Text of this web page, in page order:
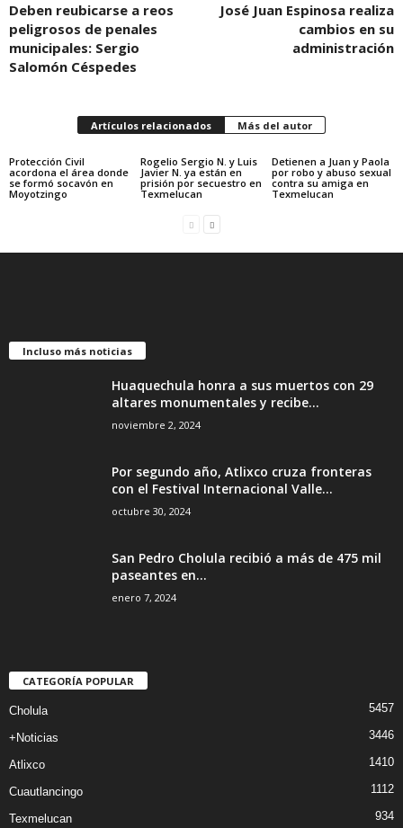
Deben reubicarse a reos
peligrosos de penales
municipales: Sergio
Salomón Céspedes
José Juan Espinosa realiza
cambios en su
administración
Artículos relacionados Más del autor
Protección Civil
acordona el área donde
se formó socavón en
Moyotzingo
Rogelio Sergio N. y Luis
Javier N. ya están en
prisión por secuestro en
Texmelucan
Detienen a Juan y Paola
por robo y abuso sexual
contra su amiga en
Texmelucan
Incluso más noticias
Huaquechula honra a sus muertos con 29
altares monumentales y recibe...
noviembre 2, 2024
Por segundo año, Atlixco cruza fronteras
con el Festival Internacional Valle...
octubre 30, 2024
San Pedro Cholula recibió a más de 475 mil
paseantes en...
enero 7, 2024
CATEGORÍA POPULAR
Cholula 5457
+Noticias 3446
Atlixco 1410
Cuautlancingo 1112
Texmelucan 934